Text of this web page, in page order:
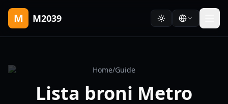
M M2039
Home/Guide
Lista broni Metro